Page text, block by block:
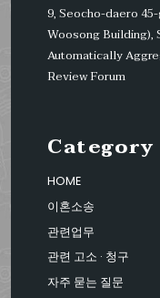
9, Seocho-daero
Woosong Building),
Automatically
Review Forum
Category
HOME
이혼소송
관련업무
관련 고소 · 청구
자주 묻는 질문